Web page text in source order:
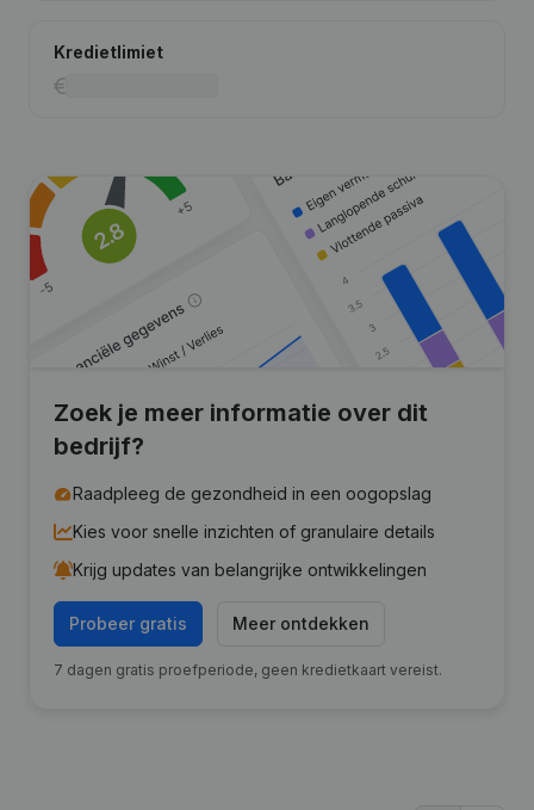
Kredietlimiet
Zoek je meer informatie over dit
bedrijf?
Raadpleeg de gezondheid in een oogopslag
Kies voor snelle inzichten of granulaire details
Krijg updates van belangrijke ontwikkelingen
Probeer gratis Meer ontdekken
7 dagen gratis proefperiode, geen kredietkaart vereist.